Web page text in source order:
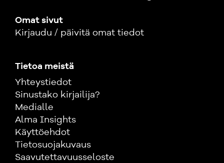
Omat sivut
Kirjaudu / päivitä omat tiedot
Tietoa meistä
Yhteystiedot
Sinustako kirjailija?
Medialle
Alma Insights
Käyttöehdot
Tietosuojakuvaus
Saavutettavuusseloste